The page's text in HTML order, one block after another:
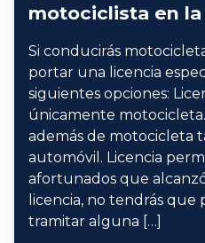
motociclista en la
Si conducirás
portar una licencia
siguientes opciones:
únicamente motocicleta.
además de motocicleta
automóvil. Licencia
afortunados que
licencia, no tendrás
tramitar alguna […]